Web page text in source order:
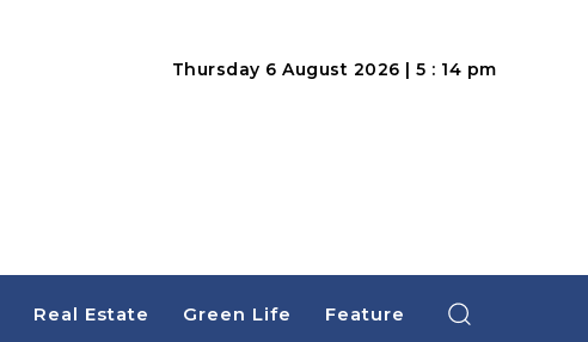
Thursday 6 August 2026 | 5 : 14 pm
Real Estate Green Life Feature